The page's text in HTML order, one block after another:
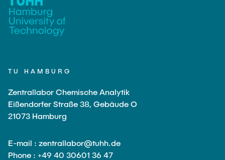
TU HAMBURG
Zentrallabor Chemische Analytik
Eißendorfer Straße 38, Gebäude O
21073 Hamburg
E-mail : zentrallabor@tuhh.de
Phone : +49 40 30601 36 47